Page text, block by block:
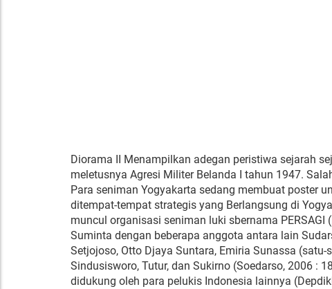
Diorama II Menampilkan adegan peristiwa sejarah
meletusnya Agresi Militer Belanda I tahun 1947.
Para seniman Yogyakarta sedang membuat poster
ditempat-tempat strategis yang Berlangsung di
muncul organisasi seniman luki sbernama
Suminta dengan beberapa anggota antara lain
Setjojoso, Otto Djaya Suntara, Emiria Sunassa
Sindusisworo, Tutur, dan Sukirno (Soedarso, 2006 :
didukung oleh para pelukis Indonesia lainnya